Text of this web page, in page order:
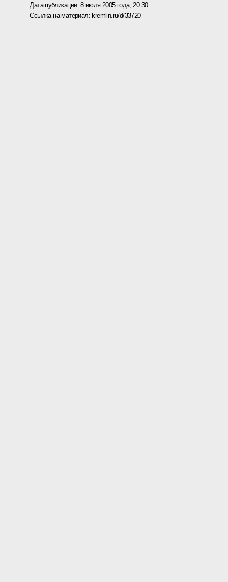
Дата публикации:8 июля 2005 года, 20:30
Ссылка на материал:kremlin.ru/d/33720